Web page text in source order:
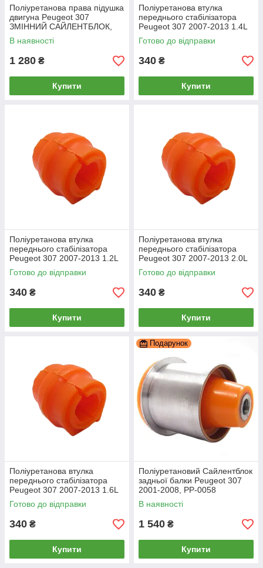
Поліуретанова права підушка
двигуна Peugeot 307
ЗМІННИЙ САЙЛЕНТБЛОК,
PP-0897d
В наявності
1 280 ₴
Купити
Поліуретанова втулка
переднього стабілізатора
Peugeot 307 2007-2013 1.4L
Готово до відправки
340 ₴
Купити
Поліуретанова втулка
переднього стабілізатора
Peugeot 307 2007-2013 1.2L
Готово до відправки
340 ₴
Купити
Поліуретанова втулка
переднього стабілізатора
Peugeot 307 2007-2013 2.0L
Готово до відправки
340 ₴
Купити
Поліуретанова втулка
переднього стабілізатора
Peugeot 307 2007-2013 1.6L
Готово до відправки
340 ₴
Купити
Подарунок
Поліуретановий Сайлентблок
задньої балки Peugeot 307
2001-2008, PP-0058
В наявності
1 540 ₴
Купити